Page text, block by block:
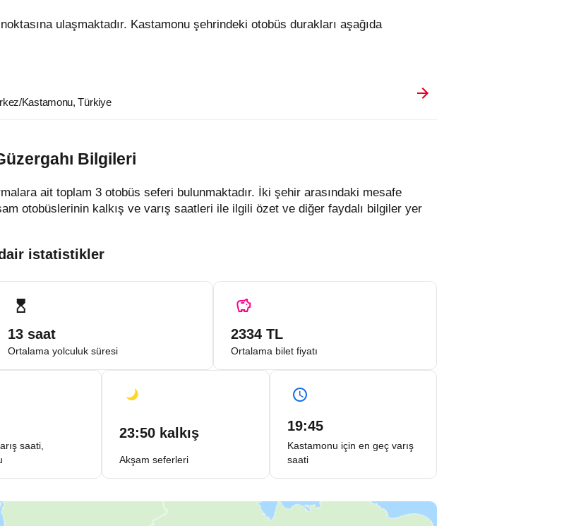
Kastamonu, Türkiye
Bilgileri
ait toplam 3 otobüs seferi bulunmaktadır. İki şehir arasındaki mesafe
otobüslerinin kalkış ve varış saatleri ile ilgili özet ve diğer faydalı bilgiler yer
istatistikler
13 saat
Ortalama yolculuk süresi
2334 TL
Ortalama bilet fiyatı
saati,
23:50 kalkış
Akşam seferleri
19:45
Kastamonu için en geç varış
saati